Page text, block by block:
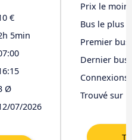
€
5min
Ø
07/2026
Prix le
Bus le plus
Premier bus
Dernier bus
Trouvé sur